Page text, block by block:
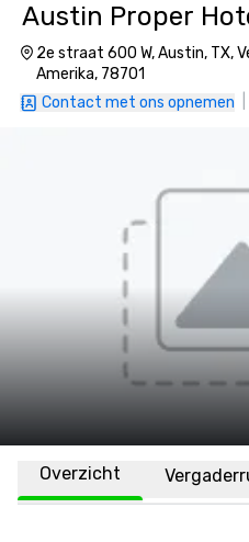
Austin Proper
2e straat 600 W, Austin, TX,
Amerika, 78701
Contact met ons opnemen
Overzicht